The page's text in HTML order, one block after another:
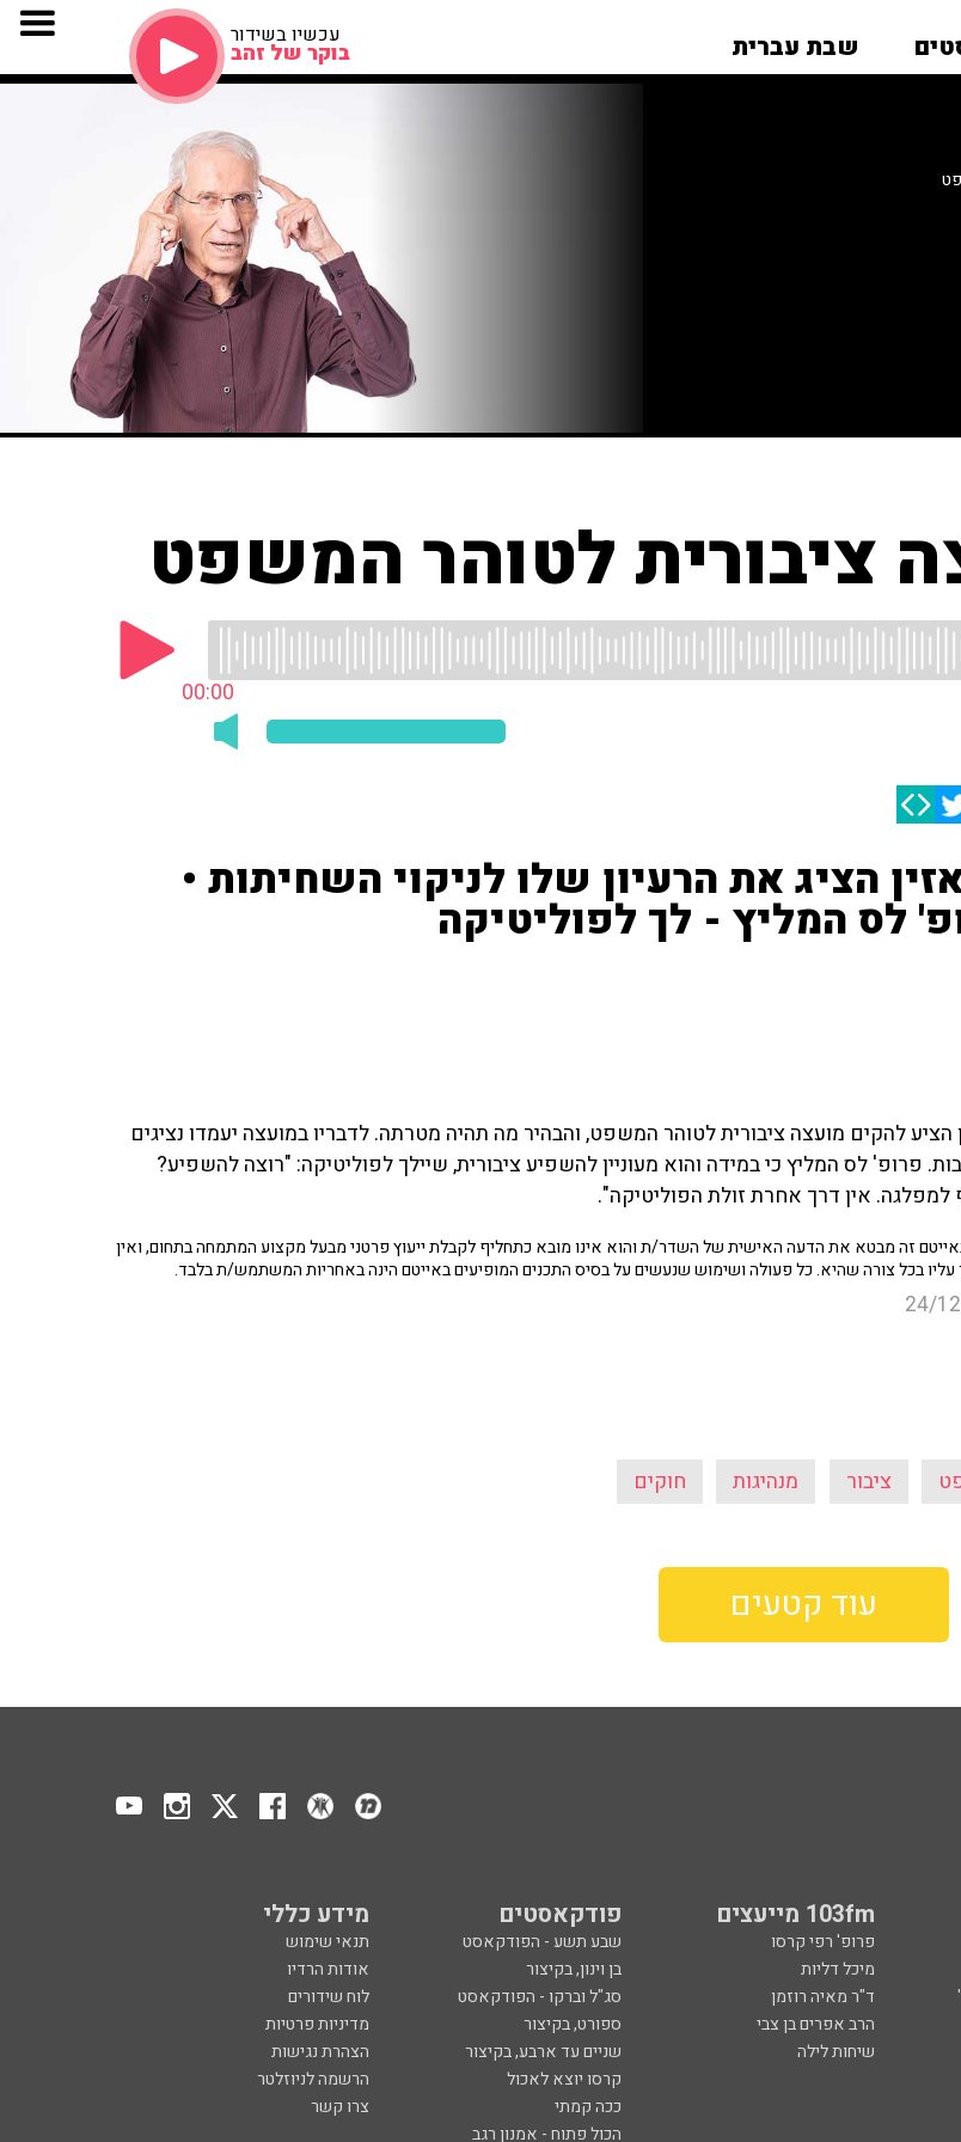
שבת עברית עכשיו בשידור
בוקר של זהב
ציבורית לטוהר המשפט
00:00
הציג את הרעיון שלו לניקוי השחיתות •
לס המליץ - לך לפוליטיקה
הציע להקים מועצה ציבורית לטוהר המשפט, והבהיר מה תהיה מטרתה. לדבריו במועצה יעמדו נציגים
פרופ' לס המליץ כי במידה והוא מעוניין להשפיע ציבורית, שיילך לפוליטיקה: "רוצה להשפיע?
אין דרך אחרת זולת הפוליטיקה".
זה מבטא את הדעה האישית של השדר/ת והוא אינו מובא כתחליף לקבלת ייעוץ פרטני מבעל מקצוע המתמחה בתחום, ואין
בכל צורה שהיא. כל פעולה ושימוש שנעשים על בסיס התכנים המופיעים באייטם הינה באחריות המשתמש/ת בלבד.
24/
ציבור מנהיגות חוקים
עוד קטעים
103fm מייעצים פודקאסטים מידע כללי
פרופ' רפי קרסו שבע תשע - הפודקאסט
תנאי שימוש
מיכל דליות בן וינון, בקיצור
אודות הרדיו
ד"ר מאיה רוזמן סג"ל וברקו - הפודקאסט
לוח שידורים
הרב אפרים בן צבי ספורט, בקיצור
מדיניות פרטיות
שיחות לילה שניים עד ארבע, בקיצור
הצהרת נגישות
קרסו יוצא לאכול
הרשמה לניוזלטר
ככה קמתי
צרו קשר
הכול פתוח - אמנון רגב